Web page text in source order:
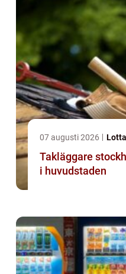
07 augusti 2026
Takläggare stockholm tryggt
i huvudstaden